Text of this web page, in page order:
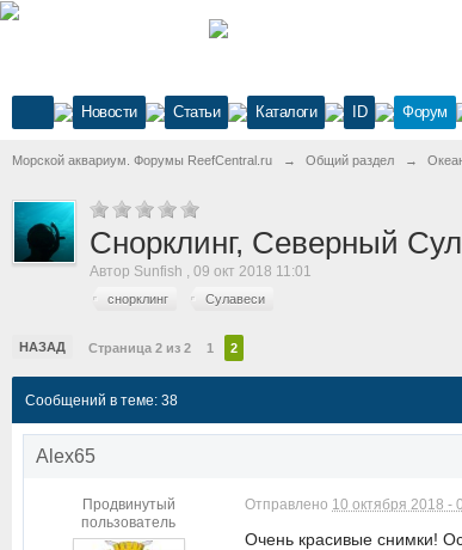
Новости Статьи Каталоги ID Форум
Морской аквариум. Форумы ReefCentral.ru → Общий раздел →
Снорклинг, Северный
Автор Sunfish , 09 окт 2018 11:01
снорклинг Сулавеси
НАЗАД Страница 2 из 2 1 2
Сообщений в теме: 38
Alex65
Продвинутый
пользователь
Отправлено 10 октября 2018 -
Очень красивые снимки!